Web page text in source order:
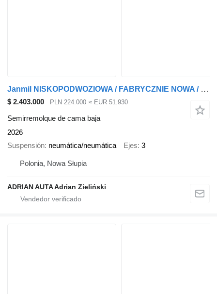
Janmil NISKOPODWOZIOWA / FABRYCZNIE NOWA / ZAGŁĘBIANA /
$ 2.403.000 PLN 224.000 ≈ EUR 51.930
Semirremolque de cama baja
2026
Suspensión neumática/neumática Ejes 3
Polonia, Nowa Słupia
ADRIAN AUTA Adrian Zieliński